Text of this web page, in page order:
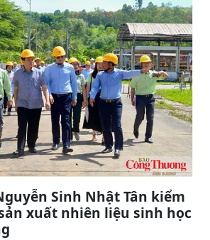
Sinh Nhật Tân kiểm
xuất nhiên liệu sinh học